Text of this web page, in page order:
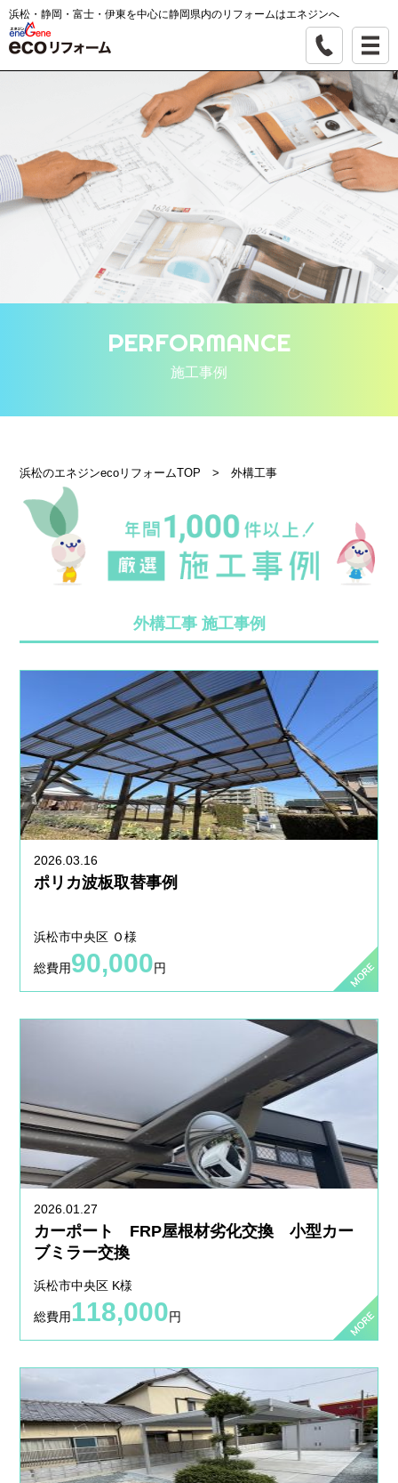
浜松・静岡・富士・伊東を中心に静岡県内のリフォームはエネジンへ
PERFORMANCE
施工事例
浜松のエネジンecoリフォームTOP >外構工事
外構工事 施工事例
2026.03.16
ポリカ波板取替事例
浜松市中央区 Ｏ様
総費用90,000円
2026.01.27
カーポート FRP屋根材劣化交換 小型カー
ブミラー交換
浜松市中央区 K様
総費用 118,000円